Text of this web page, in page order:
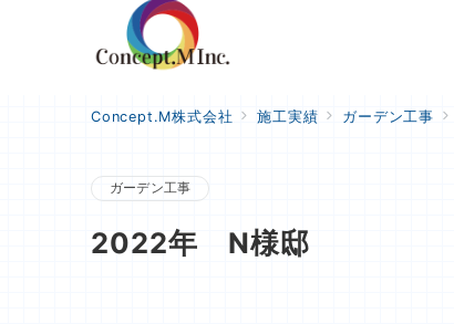
Concept.M株式会社 施工実績 ガーデン工事
ガーデン工事
2022年 N様邸